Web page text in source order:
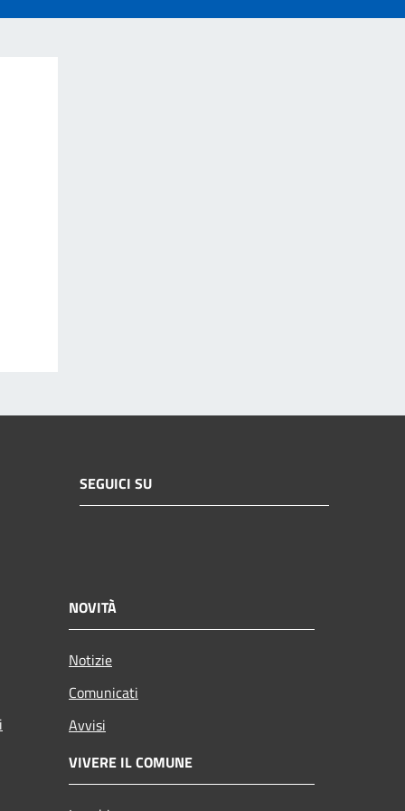
SEGUICI SU
NOVITÀ
Notizie
Comunicati
Avvisi
VIVERE IL COMUNE